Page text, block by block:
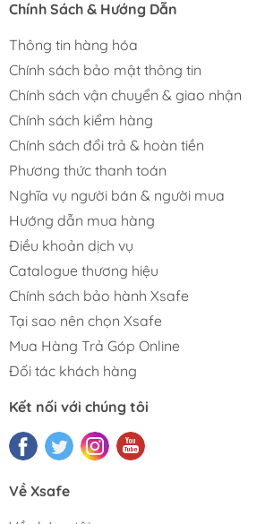
Chính Sách & Hướng Dẫn
Thông tin hàng hóa
Chính sách bảo mật thông tin
Chính sách vận chuyển & giao nhận
Chính sách kiểm hàng
Chính sách đổi trả & hoàn tiền
Phương thức thanh toán
Nghĩa vụ người bán & người mua
Hướng dẫn mua hàng
Điều khoản dịch vụ
Catalogue thương hiệu
Chính sách bảo hành Xsafe
Tại sao nên chọn Xsafe
Mua Hàng Trả Góp Online
Đối tác khách hàng
Kết nối với chúng tôi
Về Xsafe